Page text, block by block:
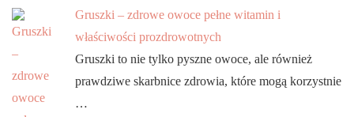
Gruszki – zdrowe owoce pełne witamin i
właściwości prozdrowotnych
Gruszki to nie tylko pyszne owoce, ale również
prawdziwe skarbnice zdrowia, które mogą korzystnie
…